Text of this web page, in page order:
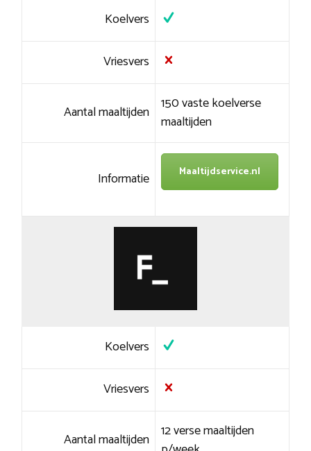
Koelvers
Vriesvers
Aantal maaltijden 150 vaste koelverse
maaltijden
Informatie Maaltijdservice.nl
Koelvers
Vriesvers
Aantal maaltijden 12 verse maaltijden